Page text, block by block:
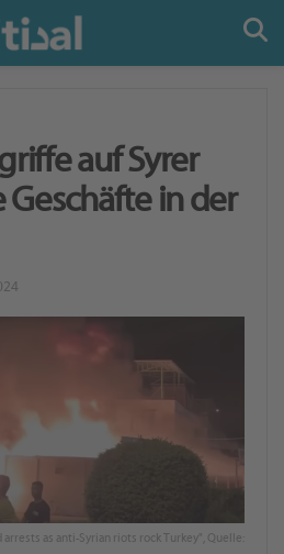
auf Syrer
Geschäfte in der
as anti-Syrian riots rock Turkey", Quelle: